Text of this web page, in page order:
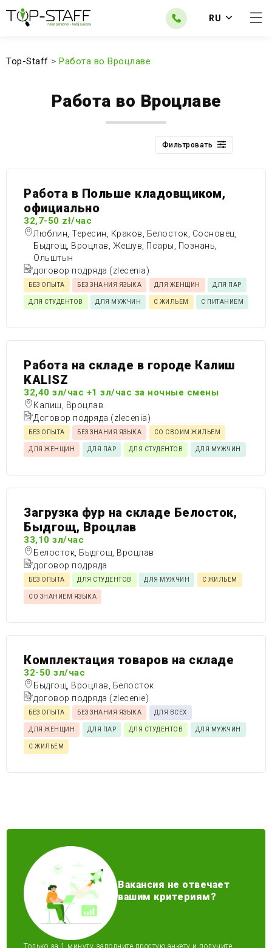
RU
Top-Staff > Работа во Вроцлаве
Работа во Вроцлаве
Фильтровать
Работа в Польше кладовщиком,
официально
32,7-50 zł/час
Люблин, Тересин, Краков, Белосток, Сосновец,
Быдгощ, Вроцлав, Жешув, Псары, Познань,
Ольштын
договор подряда (zlecenia)
БЕЗ ОПЫТА БЕЗ ЗНАНИЯ ЯЗЫКА ДЛЯ ЖЕНЩИН ДЛЯ ПАР
ДЛЯ СТУДЕНТОВ ДЛЯ МУЖЧИН С ЖИЛЬЕМ С ПИТАНИЕМ
Работа на складе в городе Калиш
KALISZ
32,40 зл/час +1 зл/час за ночные смены
Калиш, Вроцлав
Договор подряда (zlecenia)
БЕЗ ОПЫТА БЕЗ ЗНАНИЯ ЯЗЫКА СО СВОИМ ЖИЛЬЕМ
ДЛЯ ЖЕНЩИН ДЛЯ ПАР ДЛЯ СТУДЕНТОВ ДЛЯ МУЖЧИН
Загрузка фур на складе Белосток,
Быдгощ, Вроцлав
33,10 зл/час
Белосток, Быдгощ, Вроцлав
договор подряда
БЕЗ ОПЫТА ДЛЯ СТУДЕНТОВ ДЛЯ МУЖЧИН С ЖИЛЬЕМ
СО ЗНАНИЕМ ЯЗЫКА
Комплектация товаров на складе
32-50 зл/час
Быдгощ, Вроцлав, Белосток
договор подряда (zlecenie)
БЕЗ ОПЫТА БЕЗ ЗНАНИЯ ЯЗЫКА ДЛЯ ВСЕХ
ДЛЯ ЖЕНЩИН ДЛЯ ПАР ДЛЯ СТУДЕНТОВ ДЛЯ МУЖЧИН
С ЖИЛЬЕМ
Вакансия не отвечает
вашим критериям?
Только за 1 минуту заполните простую анкету и получите